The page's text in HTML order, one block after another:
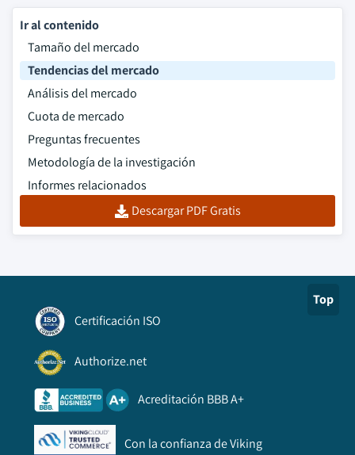
Ir al contenido
Tamaño del mercado
Tendencias del mercado
Análisis del mercado
Cuota de mercado
Preguntas frecuentes
Metodología de la investigación
Informes relacionados
Descargar PDF Gratis
Top
Certificación ISO
Authorize.net
Acreditación BBB A+
Con la confianza de Viking